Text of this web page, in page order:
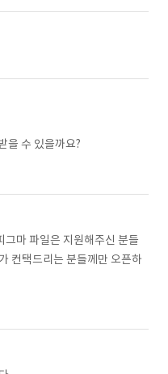
을 수 있을까요?
그마 파일은 지원해주신 분들
컨택드리는 분들께만 오픈하